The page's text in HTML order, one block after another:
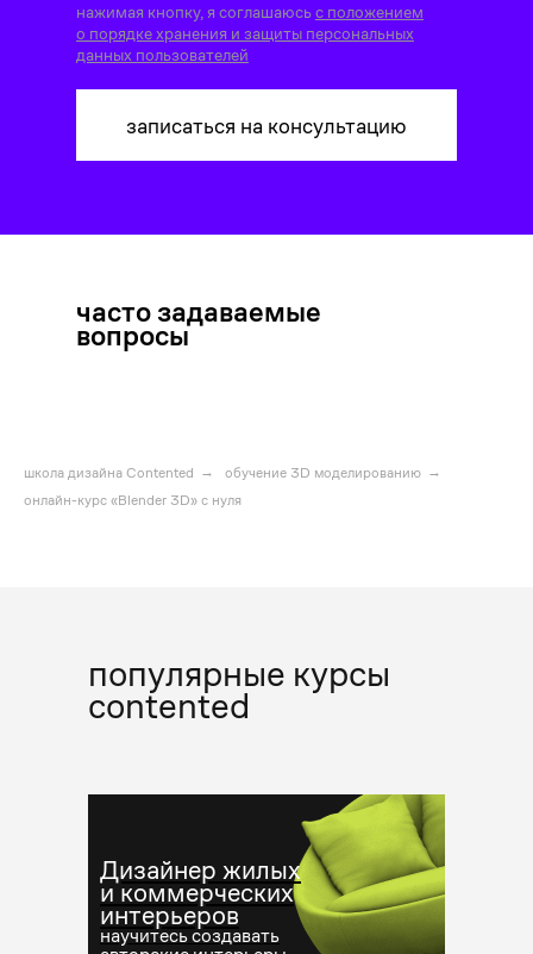
нажимая кнопку, я соглашаюсьс положением
о порядке хранения и защиты персональных
данных пользователей
записаться на консультацию
часто задаваемые
вопросы
# блендер 3д обучение, # работа в
обучение, # blender 3d обучение с нуля, #
школа дизайна Contented → обучение 3D моделированию →
онлайн-курс «Blender 3D» с нуля
популярные курсы
contented
Дизайнер жилых
и коммерческих
интерьеров
научитесь создавать